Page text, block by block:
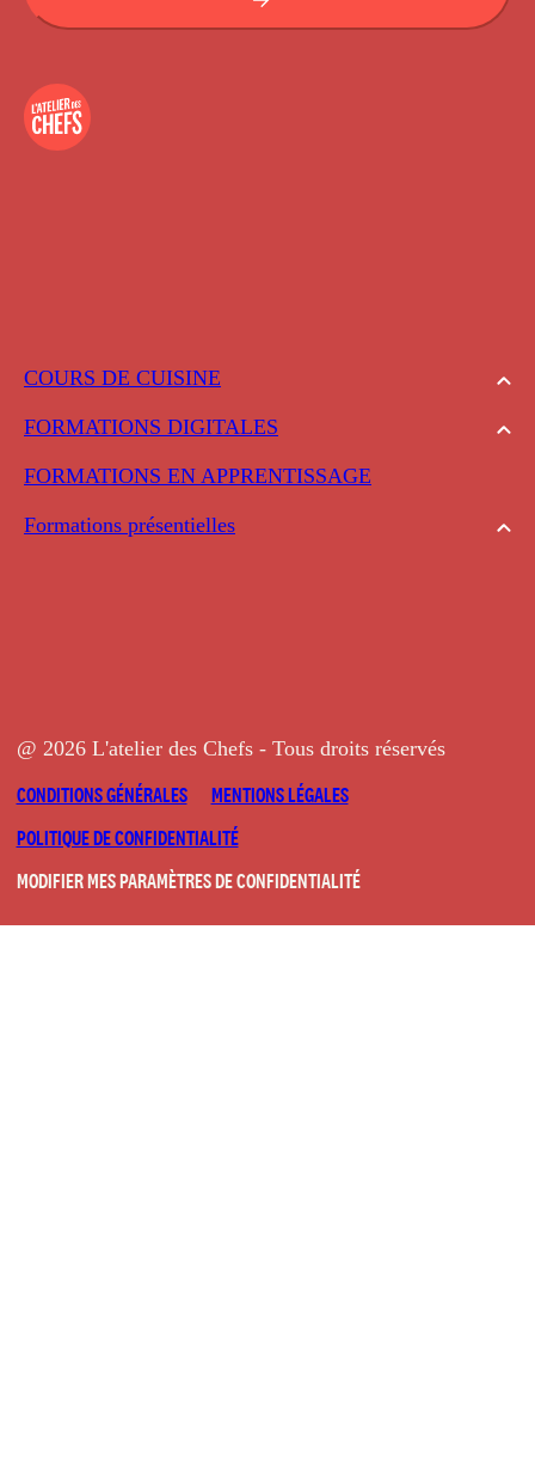
COURS DE CUISINE
FORMATIONS DIGITALES
FORMATIONS EN APPRENTISSAGE
Formations présentielles
@ 2026 L'atelier des Chefs - Tous droits réservés
CONDITIONS GÉNÉRALES
MENTIONS LÉGALES
POLITIQUE DE CONFIDENTIALITÉ
MODIFIER MES PARAMÈTRES DE CONFIDENTIALITÉ